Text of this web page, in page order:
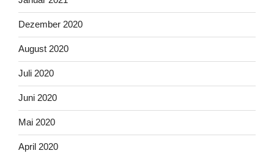
Dezember 2020
August 2020
Juli 2020
Juni 2020
Mai 2020
April 2020